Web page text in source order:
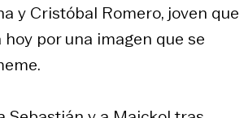
y Cristóbal Romero, joven que
por una imagen que se